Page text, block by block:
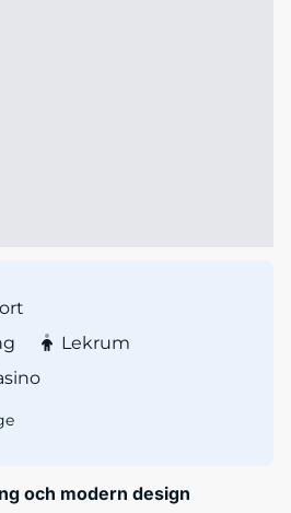
Lekrum
och modern design